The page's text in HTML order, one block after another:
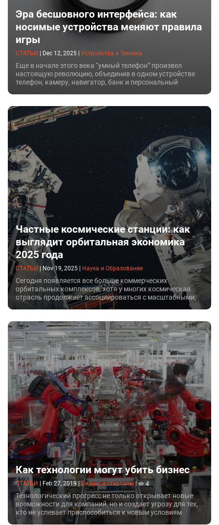
Эра бесшовного интерфейса: как
носимые устройства меняют правила
игры
СТАТЬИ Dec 12, 2025 Устройства и Техника
Еще в начале этого века “умный телефон” произвел
настоящую революцию, объединив в одном устройстве
телефон, камеру, навигатор, банк и персональный
Частные космические станции: как
выглядит орбитальная экономика
2025 года
СТАТЬИ Nov 19, 2025 Наука и Образование
Сегодня появляется все больше коммерческих
орбитальных комплексов, хотя у многих космическая
отрасль продолжает ассоциироваться с масштабными,
исключительно государственными проектами. Но
гостиницы, и испытательные полигоны. Так формируется
новая отрасль — орбитальная экономика.
Как технологии могут убить бизнес
СТАТЬИ Feb 27, 2019 | Бизнес и стартапы | 4
Технологический прогресс не только открывает новые
возможности для компаний, но и создает угрозу для тех,
кто не успевает приспособиться к новым условиям
рынка. При этом одна и та же стратегия может быть